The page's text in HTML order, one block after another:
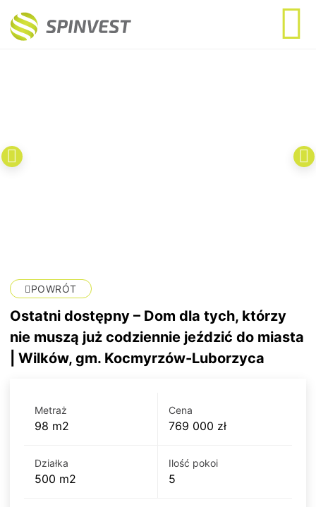
POWRÓT
Ostatni dostępny – Dom dla tych, którzy
nie muszą już codziennie jeździć do miasta
| Wilków, gm. Kocmyrzów-Luborzyca
Metraż
98 m2
Cena
769 000 zł
Działka
500 m2
Ilość pokoi
5